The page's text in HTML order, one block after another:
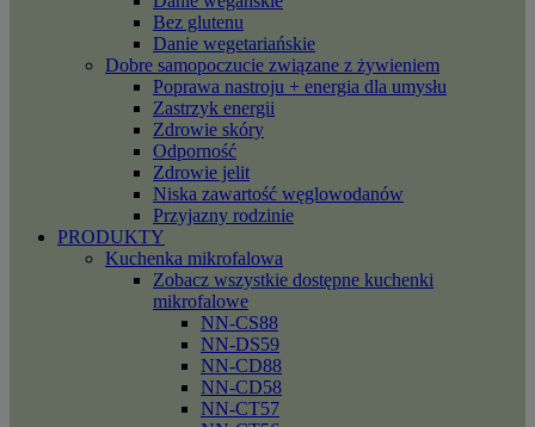
Bez glutenu
Danie wegetariańskie
Dobre samopoczucie związane z żywieniem
Poprawa nastroju + energia dla umysłu
Zastrzyk energii
Zdrowie skóry
Odporność
Zdrowie jelit
Niska zawartość węglowodanów
Przyjazny rodzinie
PRODUKTY
Kuchenka mikrofalowa
Zobacz wszystkie dostępne kuchenki
mikrofalowe
NN-CS88
NN-DS59
NN-CD88
NN-CD58
NN-CT57